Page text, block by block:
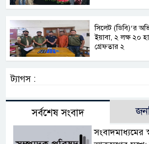
সিলেট (ডিবি)‘র
ইয়াবা, ২ লক্ষ ২০
গ্রেফতার ২
ট্যাগস :
সর্বশেষ সংবাদ
সংবাদমাধ্যমের